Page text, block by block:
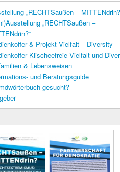
„RECHTSaußen –
„RECHTSaußen –
& Projekt Vielfalt – Diversity
Klischeefreie Vielfalt und
& Lebensweisen
und Beratungsguide
gesucht?